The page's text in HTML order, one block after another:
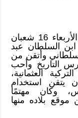
ولد السلطان عبد الحميد الثاني يوم الأربعاء 16 شعبان
1842م، وهو ابن السلطان عبد
وأتقن من
التاريخ وأحب
العثمانية،
يتقن استخدام
وكان مهتمًا
موقع بلاده منها